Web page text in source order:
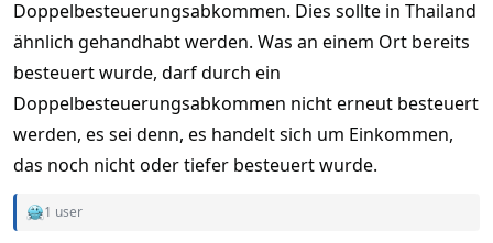
Doppelbesteuerungsabkommen. Dies sollte in Thailand
ähnlich gehandhabt werden. Was an einem Ort bereits
besteuert wurde, darf durch ein
Doppelbesteuerungsabkommen nicht erneut besteuert
werden, es sei denn, es handelt sich um Einkommen,
das noch nicht oder tiefer besteuert wurde.
R
1 user